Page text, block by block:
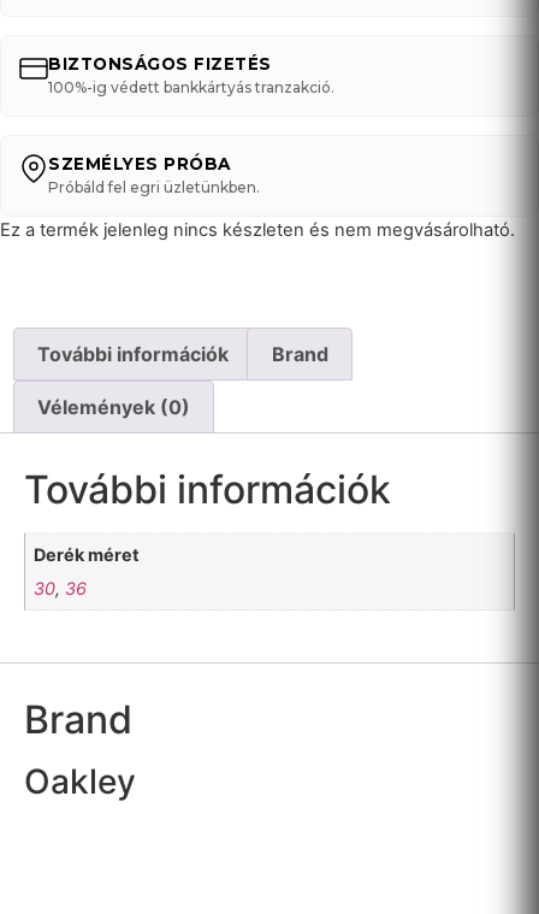
BIZTONSÁGOS FIZETÉS
100%-ig védett bankkártyás tranzakció.
SZEMÉLYES PRÓBA
Próbáld fel egri üzletünkben.
Ez a termék jelenleg nincs készleten és nem megvásárolható.
További információk Brand
Vélemények (0)
További információk
Derék méret
30, 36
Brand
Oakley